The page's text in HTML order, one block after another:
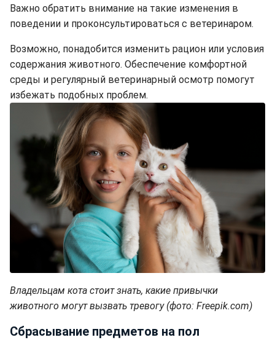
Важно обратить внимание на такие изменения в
поведении и проконсультироваться с ветеринаром.
Возможно, понадобится изменить рацион или условия
содержания животного. Обеспечение комфортной
среды и регулярный ветеринарный осмотр помогут
избежать подобных проблем.
Владельцам кота стоит знать, какие привычки
животного могут вызвать тревогу (фото: Freepik.com)
Сбрасывание предметов на пол